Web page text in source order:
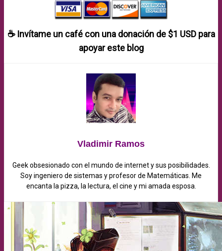
☕ Invítame un café con una donación de $1 USDpara
apoyar este blog
Vladimir Ramos
Geek obsesionado con el mundo de internet y sus posibilidades.
Soy ingeniero de sistemas y profesor de Matemáticas. Me
encanta la pizza, la lectura, el cine y mi amada esposa.